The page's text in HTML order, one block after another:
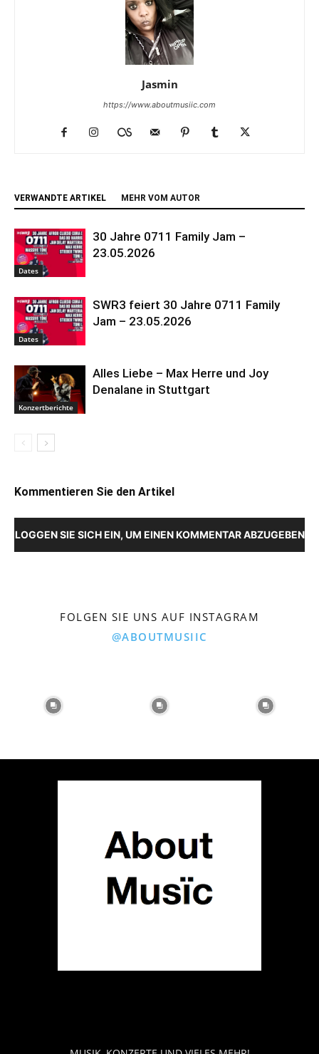
Jasmin
https://www.aboutmusiic.com
VERWANDTE ARTIKEL MEHR VOM AUTOR
Dates
30 Jahre 0711 Family Jam –
23.05.2026
Dates
SWR3 feiert 30 Jahre 0711 Family
Jam – 23.05.2026
Konzertberichte
Alles Liebe – Max Herre und Joy
Denalane in Stuttgart
Kommentieren Sie den Artikel
LOGGEN SIE SICH EIN, UM EINEN KOMMENTAR ABZUGEBEN
FOLGEN SIE UNS AUF INSTAGRAM
@ABOUTMUSIIC